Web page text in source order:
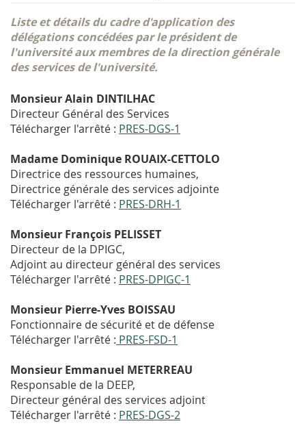
Liste et détails du cadre d'application des
délégations concédées par le président de
l'université aux membres de la direction générale
des services de l'université.
Monsieur Alain DINTILHAC
Directeur Général des Services
Télécharger l'arrêté : PRES-DGS-1
Madame Dominique ROUAIX-CETTOLO
Directrice des ressources humaines,
Directrice générale des services adjointe
Télécharger l'arrêté : PRES-DRH-1
Monsieur François PELISSET
Directeur de la DPIGC,
Adjoint au directeur général des services
Télécharger l'arrêté : PRES-DPIGC-1
Monsieur Pierre-Yves BOISSAU
Fonctionnaire de sécurité et de défense
Télécharger l'arrêté : PRES-FSD-1
Monsieur Emmanuel METERREAU
Responsable de la DEEP,
Directeur général des services adjoint
Télécharger l'arrêté : PRES-DGS-2